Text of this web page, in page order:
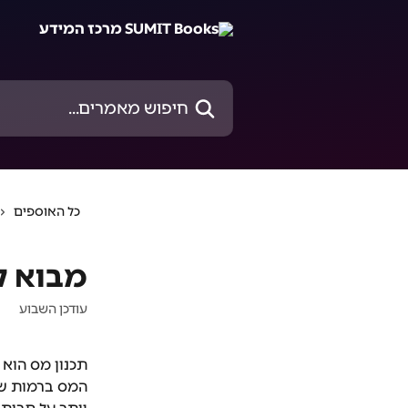
חיפוש מאמרים...
כל האוספים
מבוא
עודכן השבוע
תכנון מס
המס ברמות